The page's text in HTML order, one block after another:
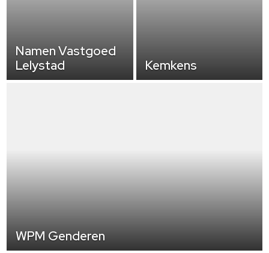
Namen Vastgoed
Lelystad
WPM Genderen
Kemkens